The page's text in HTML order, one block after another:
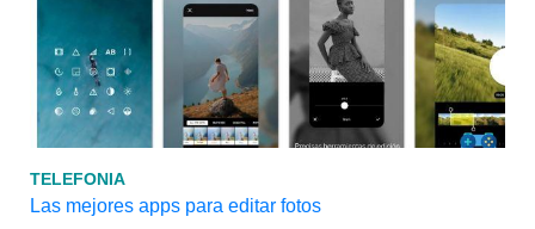
TELEFONIA
Las mejores apps para editar fotos